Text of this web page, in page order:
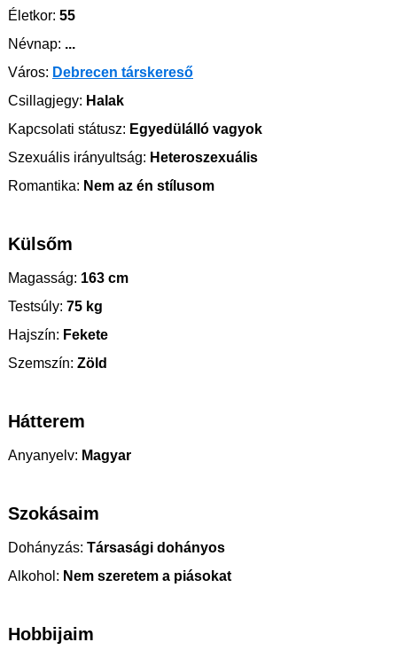
Életkor: 55
Névnap: ...
Város: Debrecen társkereső
Csillagjegy: Halak
Kapcsolati státusz: Egyedülálló vagyok
Szexuális irányultság: Heteroszexuális
Romantika: Nem az én stílusom
Külsőm
Magasság: 163 cm
Testsúly: 75 kg
Hajszín: Fekete
Szemszín: Zöld
Hátterem
Anyanyelv: Magyar
Szokásaim
Dohányzás: Társasági dohányos
Alkohol: Nem szeretem a piásokat
Hobbijaim